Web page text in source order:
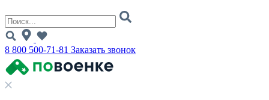
8 800 500-71-81 Заказать звонок